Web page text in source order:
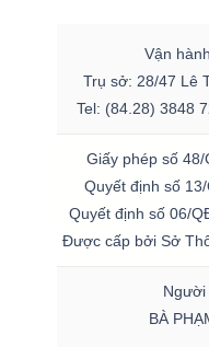
Vận
Trụ sở: 28/47 Lê
Tel: (84.28) 3848
Giấy phép số
Quyết định số
Quyết định số 06/
Được cấp bởi Sở
Người
BÀ